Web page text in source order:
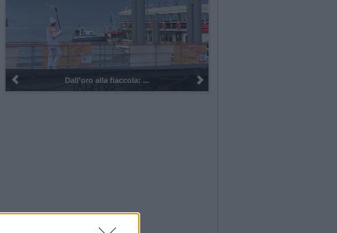
Dall’oro alla fiaccola: ... I 100 anni del Corpo Musicale di